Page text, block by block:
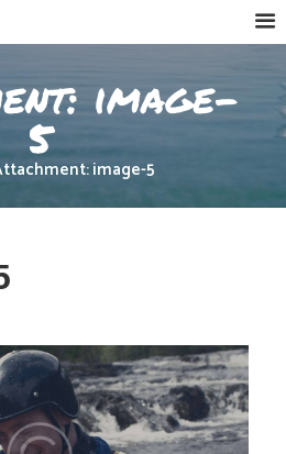
image-
5
image-5